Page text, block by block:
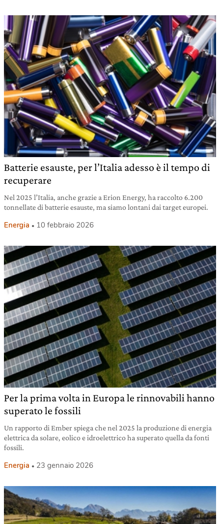
Batterie esauste, per l’Italia adesso è il tempo di
recuperare
Nel 2025 l’Italia, anche grazie a Erion Energy, ha raccolto 6.200
tonnellate di batterie esauste, ma siamo lontani dai target europei.
Energia 10 febbraio 2026
Per la prima volta in Europa le rinnovabili hanno
superato le fossili
Un rapporto di Ember spiega che nel 2025 la produzione di energia
elettrica da solare, eolico e idroelettrico ha superato quella da fonti
fossili.
Energia 23 gennaio 2026